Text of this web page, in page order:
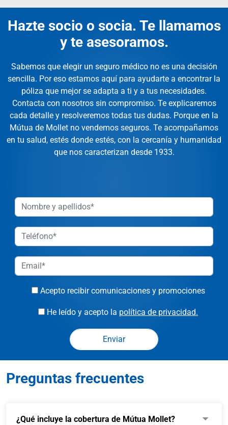
Hazte socio o socia. Te llamamos
y te asesoramos.
Sabemos que elegir un seguro médico no es una decisión
sencilla. Por eso estamos aquí para ayudarte a encontrar la
póliza que mejor se adapta a ti y a tus necesidades.
Contacta con nosotros sin compromiso. Te explicaremos
cada detalle y resolveremos todas tus dudas. Porque en la
Mútua de Mollet no vendemos seguros. Te acompañamos
en tu salud, estés donde estés, con la cercanía y humanidad
que nos caracterizan desde 1933.
Acepto recibir comunicaciones y promociones
He leído y acepto la política de privacidad.
Preguntas frecuentes
¿Qué incluye la cobertura de Mútua Mollet?